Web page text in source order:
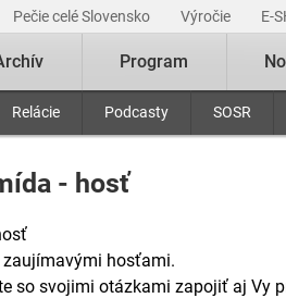
Pečie celé Slovensko Výročie E-
Relácie Podcasty SOSR
Program
- hosť
hosťami.
so svojimi otázkami zapojiť aj Vy